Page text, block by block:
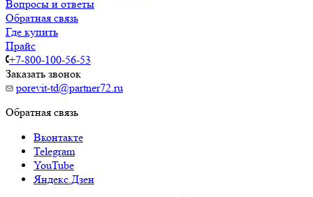
Вопросы и ответы
Обратная связь
Где купить
Прайс
+7-800-100-56-53
Заказать звонок
porevit-td@partner72.ru
Обратная связь
Вконтакте
Telegram
YouTube
Яндекс.Дзен